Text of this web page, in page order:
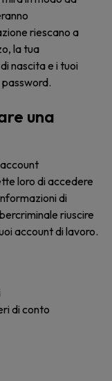
riescano a
la tua
nascita e i tuoi
una
loro di accedere
di
riuscire
account di lavoro.
di conto